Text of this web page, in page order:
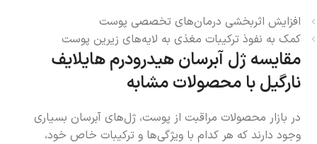
افزایش اثربخشی درمان‌های تخصصی پوست
کمک به نفوذ ترکیبات مغذی به لایه‌های زیرین پوست
مقایسه ژل آبرسان هیدرودرم هایلایف
نارگیل با محصولات مشابه
در بازار محصولات مراقبت از پوست، ژل‌های آبرسان بسیاری
وجود دارند که هر کدام با ویژگی‌ها و ترکیبات خاص خود،